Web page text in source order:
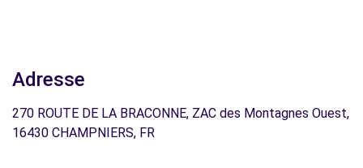
Adresse
270 ROUTE DE LA BRACONNE, ZAC des Montagnes Ouest,
16430 CHAMPNIERS, FR